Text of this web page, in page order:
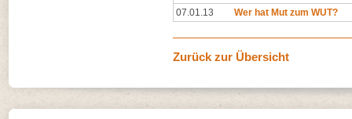
07.01.13
Wer hat Mut zum WUT?
Zurück zur Übersicht